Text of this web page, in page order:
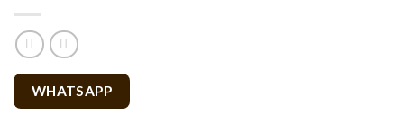
WHATSAPP